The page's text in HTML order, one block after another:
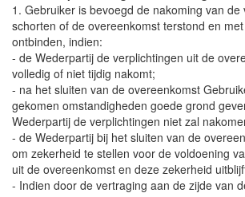
1. Gebruiker is bevoegd de nakoming van
schorten of de overeenkomst terstond en
ontbinden, indien:
- de Wederpartij de verplichtingen uit de
volledig of niet tijdig nakomt;
- na het sluiten van de overeenkomst
gekomen omstandigheden goede grond
Wederpartij de verplichtingen niet zal
- de Wederpartij bij het sluiten van de
om zekerheid te stellen voor de voldoening
uit de overeenkomst en deze zekerheid
- Indien door de vertraging aan de zijde van